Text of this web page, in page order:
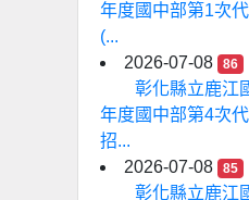
年度國中部第1次
(...
2026-07-08
86
彰化縣立鹿江
年度國中部第4次
招...
2026-07-08
85
彰化縣立鹿江